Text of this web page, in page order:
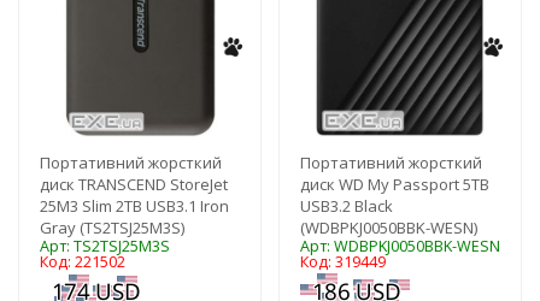
Портативний жорсткий
диск TRANSCEND StoreJet
25M3 Slim 2TB USB3.1 Iron
Gray (TS2TSJ25M3S)
Арт: TS2TSJ25M3S
Код: 221502
Портативний жорсткий
диск WD My Passport 5TB
USB3.2 Black
(WDBPKJ0050BBK-WESN)
Арт: WDBPKJ0050BBK-WESN
Код: 319449